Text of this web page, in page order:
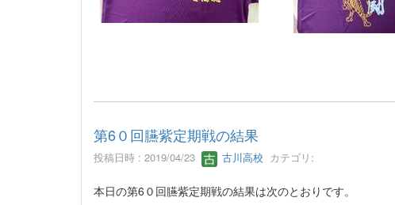
第6０回臙紫定期戦の結果
投稿日時 : 2019/04/23 古川高校 カテゴリ:
本日の第6０回臙紫定期戦の結果は次のとおりです。